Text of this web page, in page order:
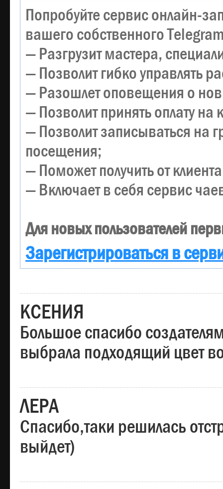
Попробуйте сервис онлайн-
вашего собственного
— Разгрузит мастера,
— Позволит гибко управлять
— Разошлет оповещения о
— Позволит принять оплату
— Позволит записываться на
посещения;
— Поможет получить от
— Включает в себя сервис
Для новых пользователей
Зарегистрироваться в
КСЕНИЯ
Большое спасибо
выбрала подходящий цвет
ЛЕРА
Спасибо,таки решилась
выйдет)